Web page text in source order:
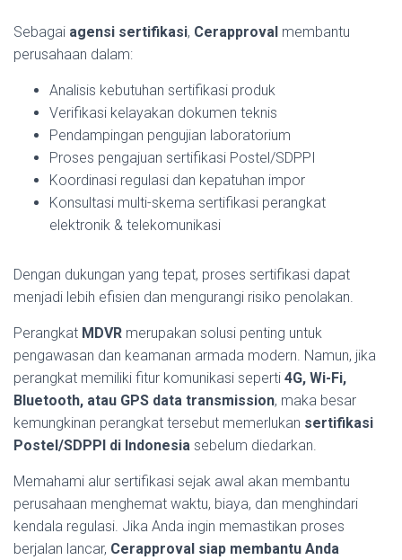
Sebagai agensi sertifikasi, Cerapproval membantu
perusahaan dalam:
Analisis kebutuhan sertifikasi produk
Verifikasi kelayakan dokumen teknis
Pendampingan pengujian laboratorium
Proses pengajuan sertifikasi Postel/SDPPI
Koordinasi regulasi dan kepatuhan impor
Konsultasi multi-skema sertifikasi perangkat
elektronik & telekomunikasi
Dengan dukungan yang tepat, proses sertifikasi dapat
menjadi lebih efisien dan mengurangi risiko penolakan.
Perangkat MDVR merupakan solusi penting untuk
pengawasan dan keamanan armada modern. Namun, jika
perangkat memiliki fitur komunikasi seperti 4G, Wi-Fi,
Bluetooth, atau GPS data transmission, maka besar
kemungkinan perangkat tersebut memerlukan sertifikasi
Postel/SDPPI di Indonesia sebelum diedarkan.
Memahami alur sertifikasi sejak awal akan membantu
perusahaan menghemat waktu, biaya, dan menghindari
kendala regulasi. Jika Anda ingin memastikan proses
berjalan lancar, Cerapproval siap membantu Anda